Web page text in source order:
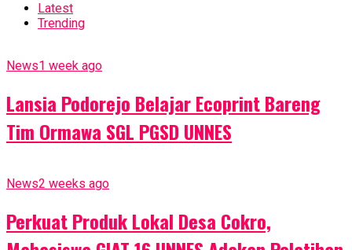
Latest
Trending
News1 week ago
Lansia Podorejo Belajar Ecoprint Bareng
Tim Ormawa SGL PGSD UNNES
News2 weeks ago
Perkuat Produk Lokal Desa Cokro,